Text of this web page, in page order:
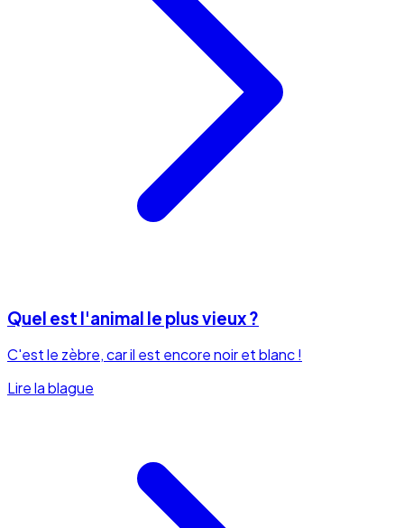
Quel est l'animal le plus vieux ?
C'est le zèbre, car il est encore noir et blanc !
Lire la blague